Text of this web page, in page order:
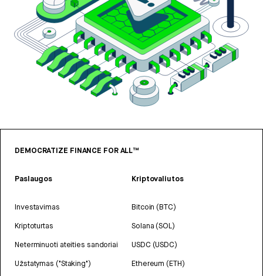
DEMOCRATIZE FINANCE FOR ALL™
Paslaugos
Investavimas
Kriptoturtas
Neterminuoti ateities sandoriai
Užstatymas ("Staking")
Kriptovaliutos
Bitcoin (BTC)
Solana (SOL)
USDC (USDC)
Ethereum (ETH)